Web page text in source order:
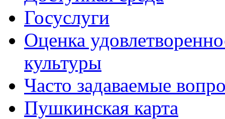
Госуслуги
Оценка
культуры
Часто задаваемые
Пушкинская карта